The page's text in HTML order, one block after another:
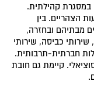
במסגרת קהילתית.
הצהריים. בין
מבתיהם ובחזרה,
כביסה, שירותי
חברתית-תרבותית.
קיימת גם חובת